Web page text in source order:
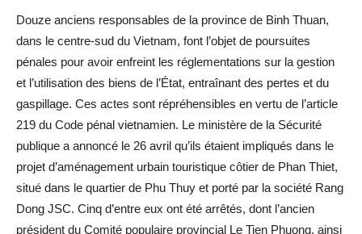
Douze anciens responsables de la province de Binh Thuan,
dans le centre-sud du Vietnam, font l’objet de poursuites
pénales pour avoir enfreint les réglementations sur la gestion
et l’utilisation des biens de l’État, entraînant des pertes et du
gaspillage. Ces actes sont répréhensibles en vertu de l’article
219 du Code pénal vietnamien. Le ministère de la Sécurité
publique a annoncé le 26 avril qu’ils étaient impliqués dans le
projet d’aménagement urbain touristique côtier de Phan Thiet,
situé dans le quartier de Phu Thuy et porté par la société Rang
Dong JSC. Cinq d’entre eux ont été arrêtés, dont l’ancien
président du Comité populaire provincial Le Tien Phuong, ainsi